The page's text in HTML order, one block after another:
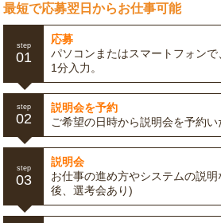
最短で応募翌日からお仕事可能
step
01
応募
パソコンまたはスマートフォンで
1分入力。
step
02
説明会を予約
ご希望の日時から説明会を予約い
step
03
説明会
お仕事の進め方やシステムの説
後、選考会あり)